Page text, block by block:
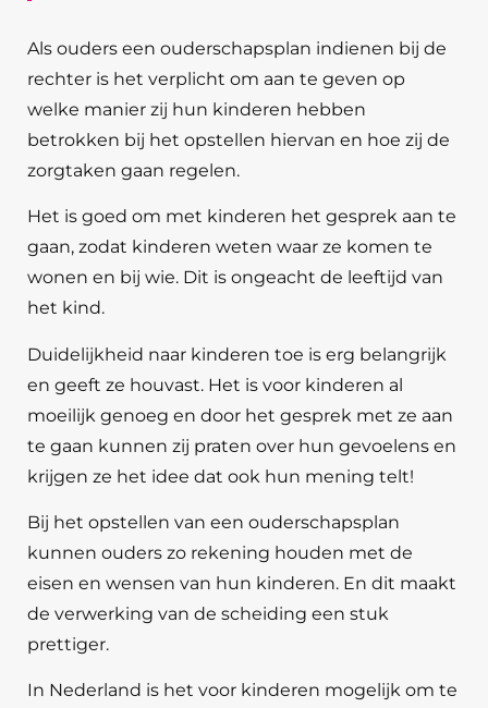
Als ouders een ouderschapsplan indienen bij de
rechter is het verplicht om aan te geven op
welke manier zij hun kinderen hebben
betrokken bij het opstellen hiervan en hoe zij de
zorgtaken gaan regelen.
Het is goed om met kinderen het gesprek aan te
gaan, zodat kinderen weten waar ze komen te
wonen en bij wie. Dit is ongeacht de leeftijd van
het kind.
Duidelijkheid naar kinderen toe is erg belangrijk
en geeft ze houvast. Het is voor kinderen al
moeilijk genoeg en door het gesprek met ze aan
te gaan kunnen zij praten over hun gevoelens en
krijgen ze het idee dat ook hun mening telt!
Bij het opstellen van een ouderschapsplan
kunnen ouders zo rekening houden met de
eisen en wensen van hun kinderen. En dit maakt
de verwerking van de scheiding een stuk
prettiger.
In Nederland is het voor kinderen mogelijk om te